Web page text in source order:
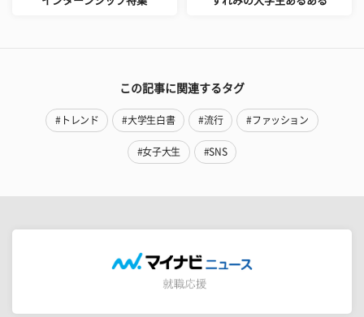
この記事に関連するタグ
#トレンド #大学生白書 #流行 #ファッション
#女子大生 #SNS